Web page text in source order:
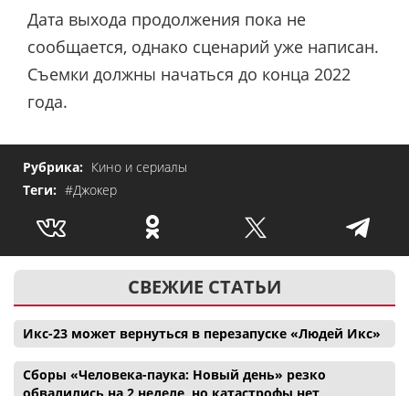
Дата выхода продолжения пока не
сообщается, однако сценарий уже написан.
Съемки должны начаться до конца 2022
года.
Рубрика: Кино и сериалы
Теги: #Джокер
СВЕЖИЕ СТАТЬИ
Икс-23 может вернуться в перезапуске «Людей Икс»
Сборы «Человека-паука: Новый день» резко